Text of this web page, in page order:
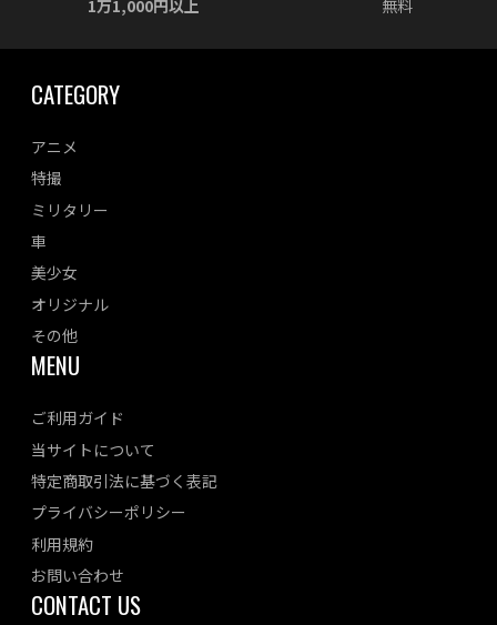
1万1,000円以上
無料
CATEGORY
アニメ
特撮
ミリタリー
車
美少女
オリジナル
その他
MENU
ご利用ガイド
当サイトについて
特定商取引法に基づく表記
プライバシーポリシー
利用規約
お問い合わせ
CONTACT US